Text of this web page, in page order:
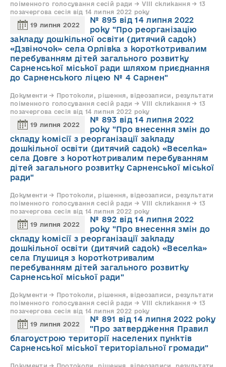
поіменного голосування сесій ради → VIII скликання → 13
позачергова сесія від 14 липня 2022 року
19 липня 2022
№ 895 від 14 липня 2022
року "Про реорганізацію
закладу дошкільної освіти (дитячий садок)
«Дзвіночок» села Орлівка з короткотривалим
перебуванням дітей загального розвитку
Сарненської міської ради шляхом приєднання
до Сарненського ліцею № 4 Сарнен"
Документи → Протоколи, рішення, відеозаписи, результати
поіменного голосування сесій ради → VIII скликання → 13
позачергова сесія від 14 липня 2022 року
19 липня 2022
№ 893 від 14 липня 2022
року "Про внесення змін до
складу комісії з реорганізації закладу
дошкільної освіти (дитячий садок) «Веселка»
села Довге з короткотривалим перебуванням
дітей загального розвитку Сарненської міської
ради"
Документи → Протоколи, рішення, відеозаписи, результати
поіменного голосування сесій ради → VIII скликання → 13
позачергова сесія від 14 липня 2022 року
19 липня 2022
№ 892 від 14 липня 2022
року "Про внесення змін до
складу комісії з реорганізації закладу
дошкільної освіти (дитячий садок) «Веселка»
села Глушиця з короткотривалим
перебуванням дітей загального розвитку
Сарненської міської ради"
Документи → Протоколи, рішення, відеозаписи, результати
поіменного голосування сесій ради → VIII скликання → 13
позачергова сесія від 14 липня 2022 року
19 липня 2022
№ 891 від 14 липня 2022 року
"Про затвердження Правил
благоустрою території населених пунктів
Сарненської міської територіальної громади"